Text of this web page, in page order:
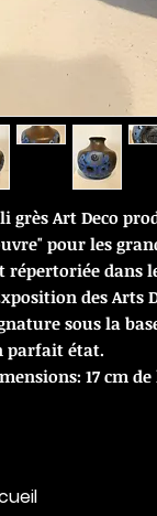
grès Art Deco
pour les
répertoriée dans
des Arts
sous la
parfait état.
17 cm